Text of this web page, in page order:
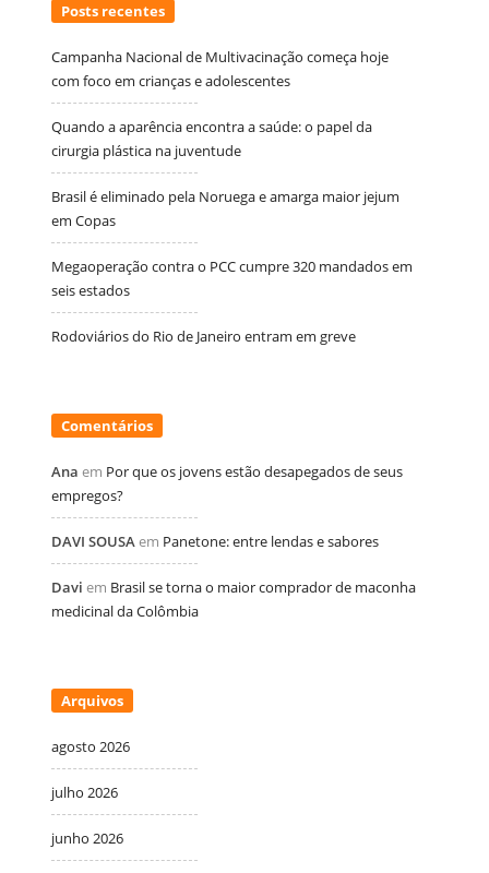
Posts recentes
Campanha Nacional de Multivacinação começa hoje
com foco em crianças e adolescentes
Quando a aparência encontra a saúde: o papel da
cirurgia plástica na juventude
Brasil é eliminado pela Noruega e amarga maior jejum
em Copas
Megaoperação contra o PCC cumpre 320 mandados em
seis estados
Rodoviários do Rio de Janeiro entram em greve
Comentários
Ana em Por que os jovens estão desapegados de seus
empregos?
DAVI SOUSAem Panetone: entre lendas e sabores
Davi em Brasil se torna o maior comprador de maconha
medicinal da Colômbia
Arquivos
agosto 2026
julho 2026
junho 2026